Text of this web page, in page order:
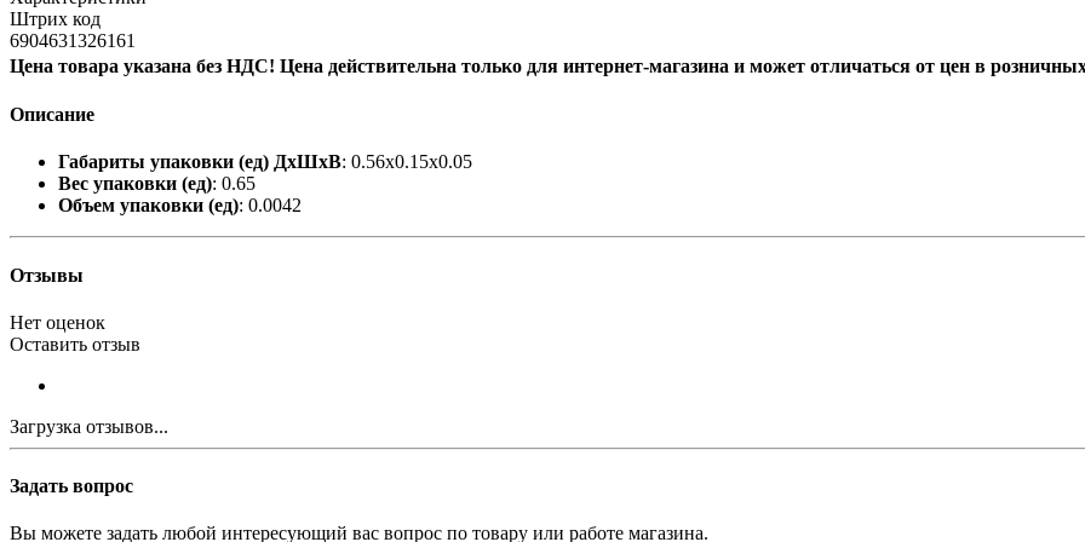
Штрих код
6904631326161
Цена товара указана без НДС! Цена действительна только для интернет-магазина и может отличаться от цен в
Описание
Габариты упаковки (ед) ДхШхВ: 0.56x0.15x0.05
Вес упаковки (ед): 0.65
Объем упаковки (ед): 0.0042
Отзывы
Нет оценок
Оставить отзыв
Загрузка отзывов...
Задать вопрос
Вы можете задать любой интересующий вас вопрос по товару или работе магазина.